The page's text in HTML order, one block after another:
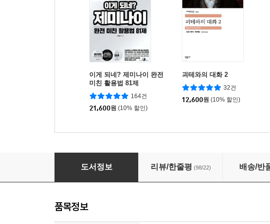
이게 되네? 제미나이 완전
미친 활용법 81제
164건
21,600원 (10% 할인)
괴테와의 대화 2
32건
12,600원 (10% 할인)
일에 관한 9가지 거짓말
도서정보 리뷰/한줄평 (98/22) 배송/반
품목정보